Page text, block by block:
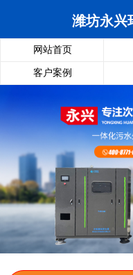
潍坊永兴
网站首页
客户案例